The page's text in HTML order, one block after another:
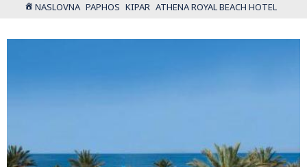
NASLOVNA PAPHOS KIPAR ATHENA ROYAL BEACH HOTEL